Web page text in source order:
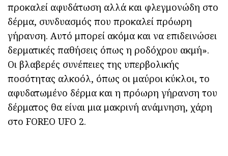
προκαλεί αφυδάτωση αλλά και φλεγμονώδη στο
δέρμα, συνδυασμός που προκαλεί πρόωρη
γήρανση. Αυτό μπορεί ακόμα και να επιδεινώσει
δερματικές παθήσεις όπως η ροδόχρου ακμή».
Οι βλαβερές συνέπειες της υπερβολικής
ποσότητας αλκοόλ, όπως οι μαύροι κύκλοι, το
αφυδατωμένο δέρμα και η πρόωρη γήρανση του
δέρματος θα είναι μια μακρινή ανάμνηση, χάρη
στο FOREO UFO 2.